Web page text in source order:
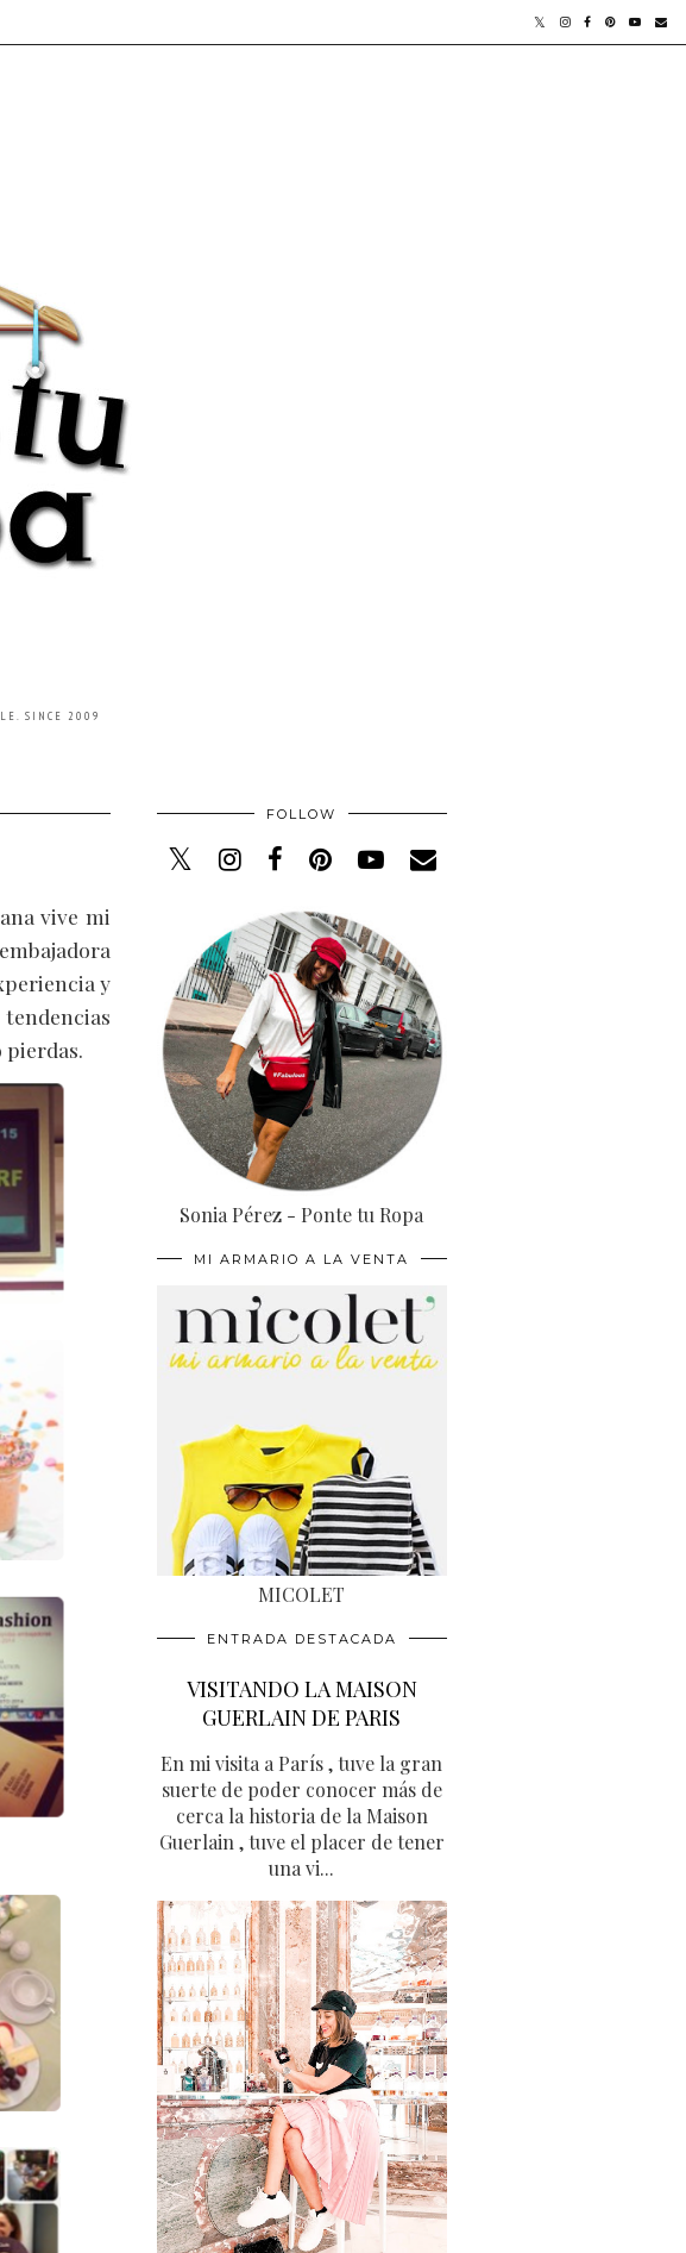
SINCE 2009
vive mi
y
pierdas.
FOLLOW
Sonia Pérez - Ponte tu Ropa
MI ARMARIO A LA VENTA
MICOLET
ENTRADA DESTACADA
VISITANDO LA MAISON
GUERLAIN DE PARIS
En mi visita a París , tuve la gran
suerte de poder conocer más de
cerca la historia de la Maison
Guerlain , tuve el placer de tener
una vi...